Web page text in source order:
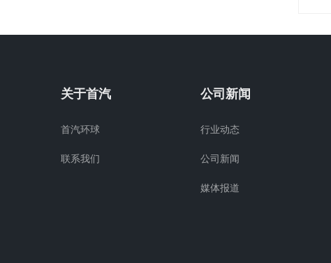
的
租
范
公
关于首汽
首汽环球
联系我们
公司新闻
行业动态
公司新闻
媒体报道